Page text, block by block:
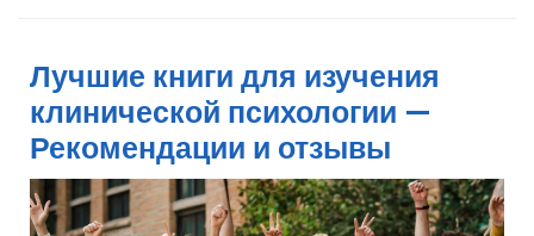
Лучшие книги для изучения
клинической психологии —
Рекомендации и отзывы